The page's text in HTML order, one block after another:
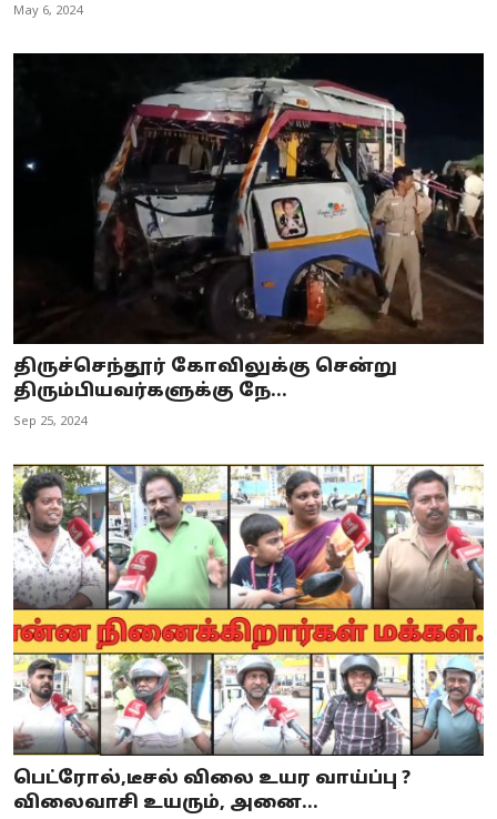
May 6, 2024
திருச்செந்தூர் கோவிலுக்கு சென்று
திரும்பியவர்களுக்கு நே...
Sep 25, 2024
பெட்ரோல்,டீசல் விலை உயர வாய்ப்பு ?
விலைவாசி உயரும், அனை...